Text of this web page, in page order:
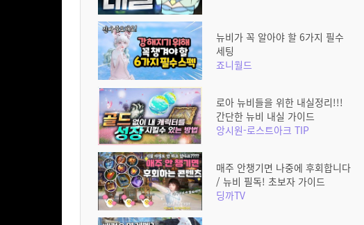
뉴비가 꼭 알아야 할 6가지 필수
세팅
죠니월드
로아 뉴비들을 위한 내실정리!!!
간단한 뉴비 내실 가이드
앙시원-로스트아크 TIP
매주 안챙기면 나중에 후회합니다
/ 뉴비 필독! 초보자 가이드
딩까TV